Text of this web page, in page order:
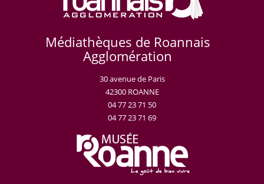
Médiathèques de Roannais
Agglomération
30 avenue de Paris
42300 ROANNE
04 77 23 71 50
04 77 23 71 69